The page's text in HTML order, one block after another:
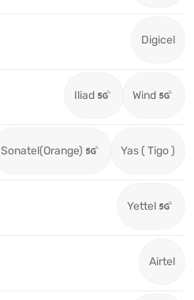
Digicel
Iliad Wind
Sonatel(Orange) Yas ( Tigo )
Yettel
Airtel